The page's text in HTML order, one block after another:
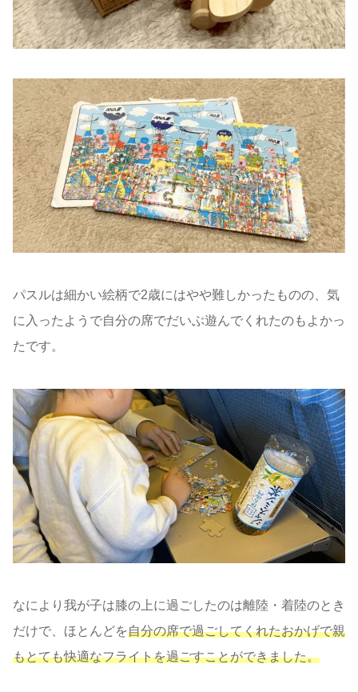
パスルは細かい絵柄で2歳にはやや難しかったものの、気
に入ったようで自分の席でだいぶ遊んでくれたのもよかっ
たです。
なにより我が子は膝の上に過ごしたのは離陸・着陸のとき
だけで、ほとんどを自分の席で過ごしてくれたおかげで親
もとても快適なフライトを過ごすことができました。